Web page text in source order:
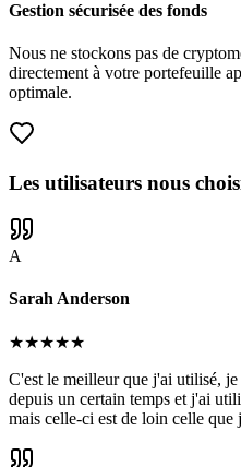
Gestion sécurisée des fonds
Nous ne stockons pas de
directement à votre portefeuille
optimale.
Les utilisateurs nous
A
Sarah Anderson
★★★★★
C'est le meilleur que j'ai utilisé,
depuis un certain temps et j'ai
mais celle-ci est de loin celle